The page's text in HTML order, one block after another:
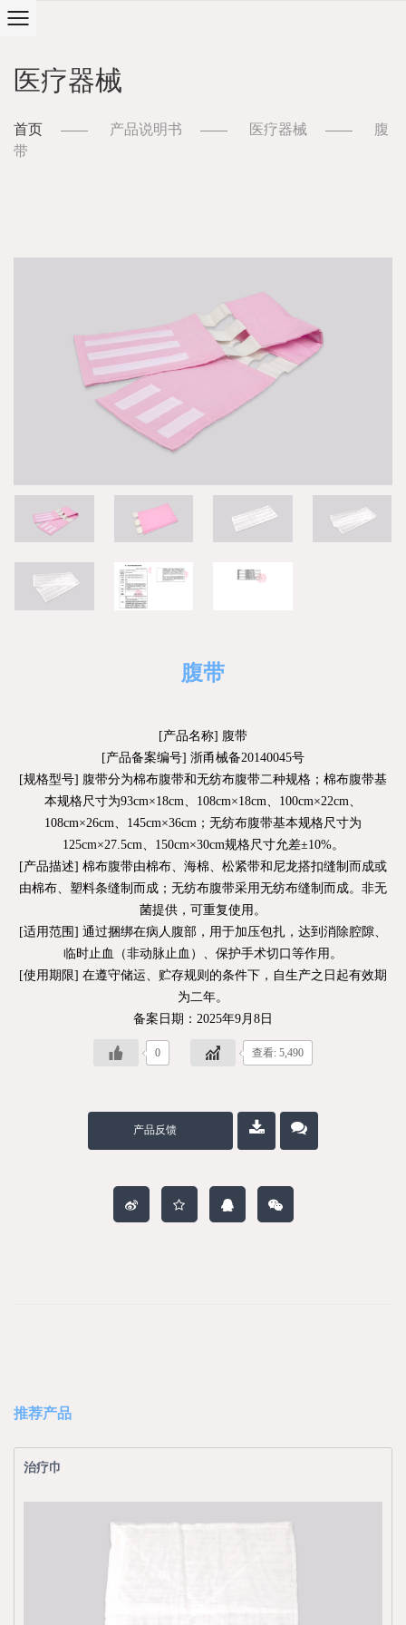
医疗器械
首页 产品说明书 医疗器械
腹
带
腹带
[产品名称] 腹带
[产品备案编号] 浙甬械备20140045号
[规格型号] 腹带分为棉布腹带和无纺布腹带二种规格；棉布腹带基
本规格尺寸为93cm×18cm、108cm×18cm、100cm×22cm、
108cm×26cm、145cm×36cm；无纺布腹带基本规格尺寸为
125cm×27.5cm、150cm×30cm规格尺寸允差±10%。
[产品描述] 棉布腹带由棉布、海棉、松紧带和尼龙搭扣缝制而成或
由棉布、塑料条缝制而成；无纺布腹带采用无纺布缝制而成。非无
菌提供，可重复使用。
[适用范围] 通过捆绑在病人腹部，用于加压包扎，达到消除腔隙、
临时止血（非动脉止血）、保护手术切口等作用。
[使用期限] 在遵守储运、贮存规则的条件下，自生产之日起有效期
为二年。
备案日期：2025年9月8日
0 查看: 5,490
产品反馈
推荐产品
治疗巾